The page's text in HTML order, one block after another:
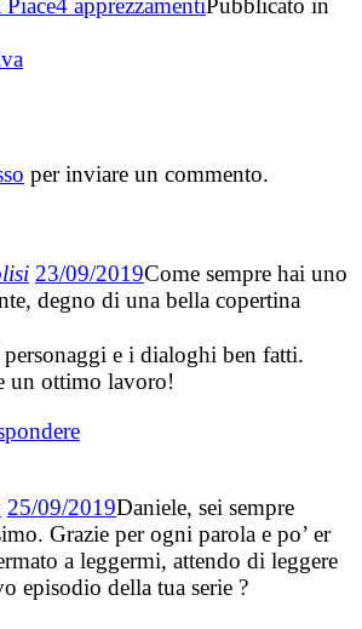
4 apprezzamentiPubblicato in
per inviare un commento.
23/09/2019Come sempre hai uno
degno di una bella copertina
e i dialoghi ben fatti.
un ottimo lavoro!
25/09/2019Daniele, sei sempre
Grazie per ogni parola e po’ er
a leggermi, attendo di leggere
episodio della tua serie ?